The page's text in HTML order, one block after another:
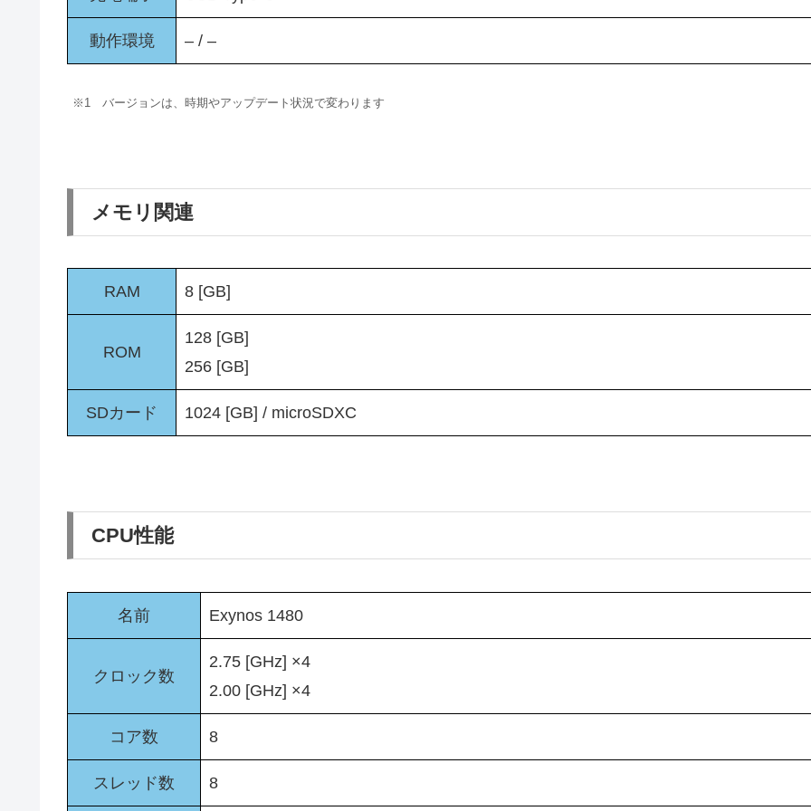
動作環境 – / –
※1 バージョンは、時期やアップデート状況で変わります
メモリ関連
RAM 8 [GB]
ROM
128 [GB]
256 [GB]
SDカード 1024 [GB] / microSDXC
CPU性能
名前 Exynos 1480
クロック数
2.75 [GHz] ×4
2.00 [GHz] ×4
コア数 8
スレッド数 8